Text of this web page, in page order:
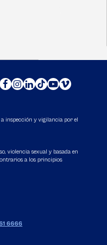
inspección y vigilancia por el
violencia sexual y basada en
a los principios
6666